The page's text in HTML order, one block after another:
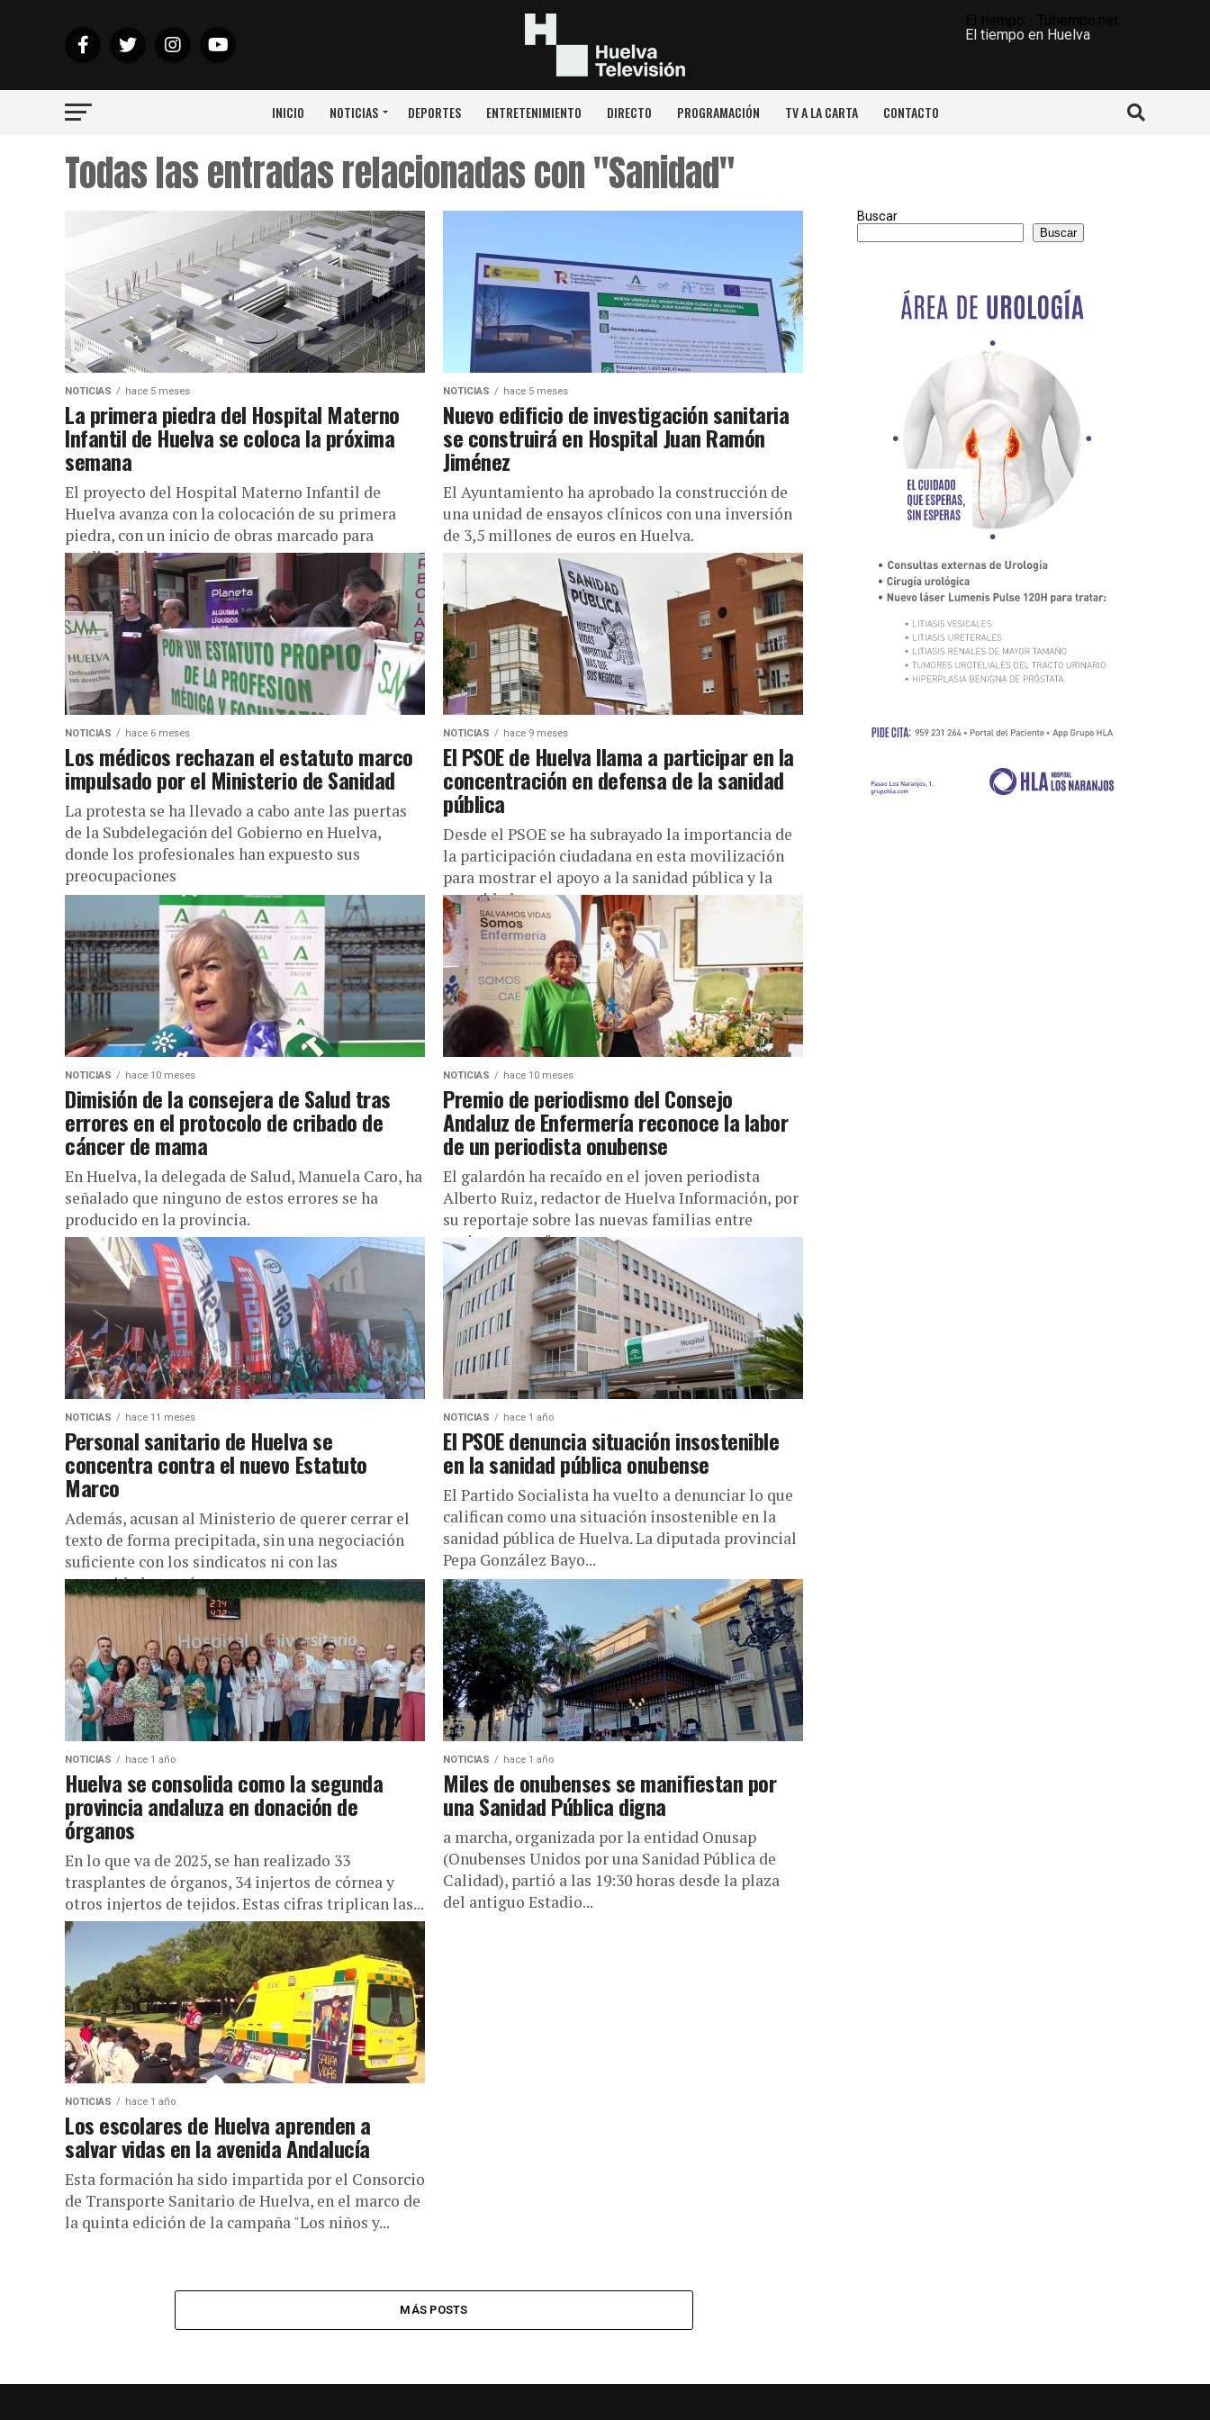
El tiempo en Huelva
INICIO NOTICIAS DEPORTES ENTRETENIMIENTO DIRECTO PROGRAMACIÓN TV A LA CARTA CONTACTO
Todas las entradas relacionadas con "Sanidad"
NOTICIAS hace 5 meses
La primera piedra del Hospital Materno
Infantil de Huelva se coloca la próxima
semana
El proyecto del Hospital Materno Infantil de
Huelva avanza con la colocación de su primera
piedra, con un inicio de obras marcado para
mediados de marzo.
NOTICIAS hace 5 meses
Nuevo edificio de investigación sanitaria
se construirá en Hospital Juan Ramón
Jiménez
El Ayuntamiento ha aprobado la construcción de
una unidad de ensayos clínicos con una inversión
de 3,5 millones de euros en Huelva.
NOTICIAS hace 6 meses
Los médicos rechazan el estatuto marco
impulsado por el Ministerio de Sanidad
La protesta se ha llevado a cabo ante las puertas
de la Subdelegación del Gobierno en Huelva,
donde los profesionales han expuesto sus
preocupaciones
NOTICIAS hace 9 meses
El PSOE de Huelva llama a participar en la
concentración en defensa de la sanidad
pública
Desde el PSOE se ha subrayado la importancia de
la participación ciudadana en esta movilización
para mostrar el apoyo a la sanidad pública y la
necesidad...
NOTICIAS hace 10 meses
Dimisión de la consejera de Salud tras
errores en el protocolo de cribado de
cáncer de mama
En Huelva, la delegada de Salud, Manuela Caro, ha
señalado que ninguno de estos errores se ha
producido en la provincia.
NOTICIAS hace 10 meses
Premio de periodismo del Consejo
Andaluz de Enfermería reconoce la labor
de un periodista onubense
El galardón ha recaído en el joven periodista
Alberto Ruiz, redactor de Huelva Información, por
su reportaje sobre las nuevas familias entre
pacientes y enfermeras.
NOTICIAS hace 11 meses
Personal sanitario de Huelva se
concentra contra el nuevo Estatuto
Marco
Además, acusan al Ministerio de querer cerrar el
texto de forma precipitada, sin una negociación
suficiente con los sindicatos ni con las
comunidades autónomas,
NOTICIAS hace 1 año
El PSOE denuncia situación insostenible
en la sanidad pública onubense
El Partido Socialista ha vuelto a denunciar lo que
califican como una situación insostenible en la
sanidad pública de Huelva. La diputada provincial
Pepa González Bayo...
NOTICIAS hace 1 año
Huelva se consolida como la segunda
provincia andaluza en donación de
órganos
En lo que va de 2025, se han realizado 33
trasplantes de órganos, 34 injertos de córnea y
otros injertos de tejidos. Estas cifras triplican las...
NOTICIAS hace 1 año
Miles de onubenses se manifiestan por
una Sanidad Pública digna
a marcha, organizada por la entidad Onusap
(Onubenses Unidos por una Sanidad Pública de
Calidad), partió a las 19:30 horas desde la plaza
del antiguo Estadio...
NOTICIAS hace 1 año
Los escolares de Huelva aprenden a
salvar vidas en la avenida Andalucía
Esta formación ha sido impartida por el Consorcio
de Transporte Sanitario de Huelva, en el marco de
la quinta edición de la campaña "Los niños y...
MÁS POSTS
Buscar
Buscar